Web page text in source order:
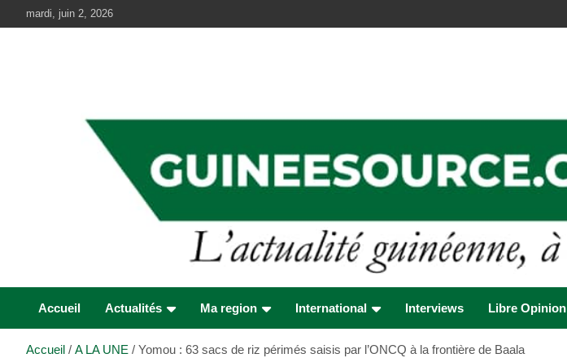
au
mardi, juin 2, 2026
Accueil Actualités Ma region International Interviews Libre Opinion
Accueil A LA UNE Yomou : 63 sacs de riz périmés saisis par l’ONCQ à la frontière de Baala